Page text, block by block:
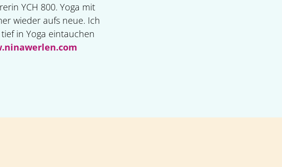
YCH 800. Yoga mit
wieder aufs neue. Ich
in Yoga eintauchen